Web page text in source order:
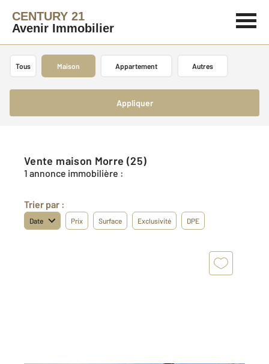
CENTURY 21
Avenir Immobilier
Tous Maison Appartement Autres
Appliquer
Vente maison Morre (25)
1 annonce immobilière :
Trier par :
Date Prix Surface Exclusivité DPE